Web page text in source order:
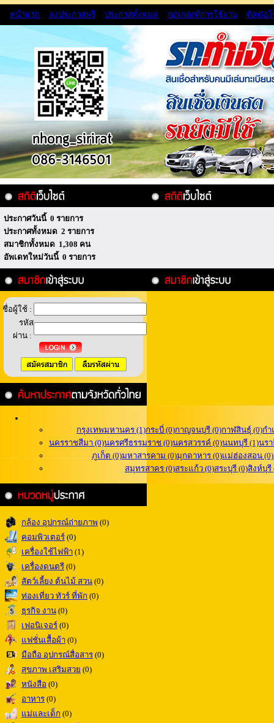
หน้าแรก ลงประกาศฟรี ประกาศทั้งหมด กฏเกณฑ์การใช้งาน ติดต่อ
ประกาศวันนี้ 0 รายการ
ประกาศทั้งหมด 2 รายการ
สมาชิกทั้งหมด 1,308 คน
อัพเดทใหม่วันนี้ 0 รายการ
ชื่อผู้ใช้ :
รหัส
ผ่าน :
กรุงเทพมหานคร (1)กระบี่ (0)กาญจนบุรี (0)กาฬสินธุ์ (0)กำ
นครราชสีมา (0)นครศรีธรรมราช (0)นครสวรรค์ (0)นนทบุรี (1)นรา
ภูเก็ต (0)มหาสารคาม (0)มุกดาหาร (0)แม่ฮ่องสอน (0)
สมุทรสาคร (0)สระแก้ว (0)สระบุรี (0)สิงห์บุรี
กล้อง อุปกรณ์ถ่ายภาพ (0)
คอมพิวเตอร์ (0)
เครื่องใช้ไฟฟ้า (1)
เครื่องดนตรี (0)
สัตว์เลี้ยง ต้นไม้ สวน (0)
ท่องเที่ยว ทัวร์ ที่พัก (0)
ธุรกิจ งาน (0)
เฟอนิเจอร์ (0)
แฟชั่นเสื้อผ้า (0)
มือถือ อุปกรณ์สื่อสาร (0)
สุขภาพ เสริมสวย (0)
หนังสือ (0)
อาหาร (0)
แม่และเด็ก (0)